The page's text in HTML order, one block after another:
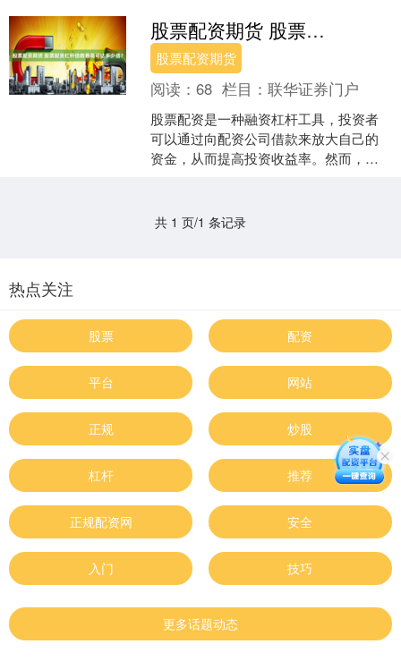
股票配资期货 股票配资杠杆倍数最高可达多少倍？
股票配资期货
阅读：68 栏目：联华证券门户
股票配资是一种融资杠杆工具，投资者
可以通过向配资公司借款来放大自己的
资金，从而提高投资收益率。然而，股
共 1 页/1 条记录
热点关注
股票 配资
平台 网站
正规 炒股
杠杆 推荐
正规配资网 安全
入门 技巧
更多话题动态